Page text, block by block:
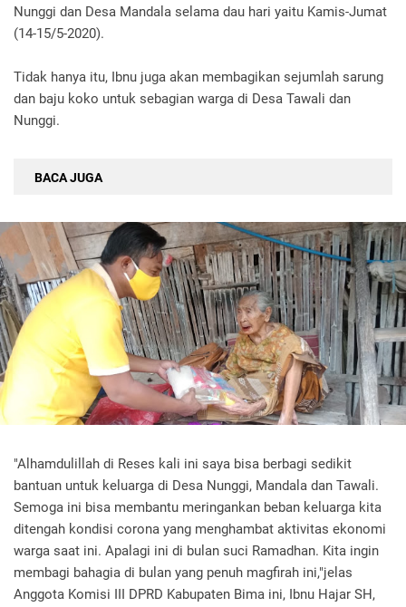
Nunggi dan Desa Mandala selama dau hari yaitu Kamis-Jumat
(14-15/5-2020).
Tidak hanya itu, Ibnu juga akan membagikan sejumlah sarung
dan baju koko untuk sebagian warga di Desa Tawali dan
Nunggi.
BACA JUGA
"Alhamdulillah di Reses kali ini saya bisa berbagi sedikit
bantuan untuk keluarga di Desa Nunggi, Mandala dan Tawali.
Semoga ini bisa membantu meringankan beban keluarga kita
ditengah kondisi corona yang menghambat aktivitas ekonomi
warga saat ini. Apalagi ini di bulan suci Ramadhan. Kita ingin
membagi bahagia di bulan yang penuh magfirah ini,"jelas
Anggota Komisi III DPRD Kabupaten Bima ini, Ibnu Hajar SH,